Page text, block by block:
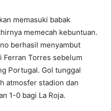
memasuki babak
memecah kebuntuan.
berhasil menyambut
Ferran Torres sebelum
Portugal. Gol tunggal
atmosfer stadion dan
1-0 bagi La Roja.